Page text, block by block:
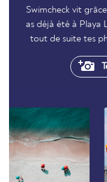
Swimcheck vit
as déjà été à Playa
tout de suite tes